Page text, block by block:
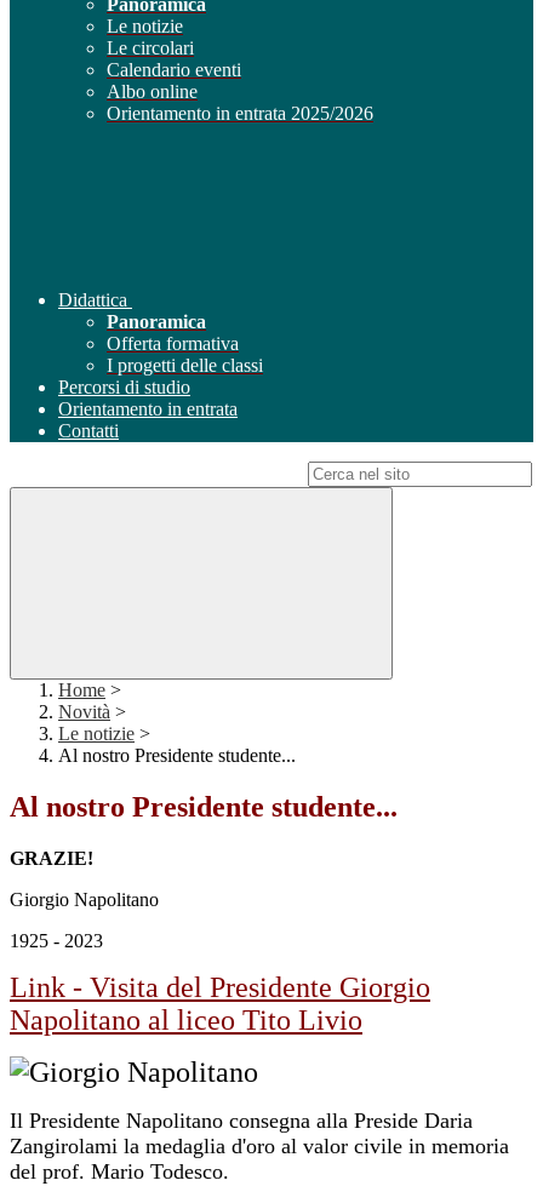
Panoramica
Le notizie
Le circolari
Calendario eventi
Albo online
Orientamento in entrata 2025/2026
Didattica
Panoramica
Offerta formativa
I progetti delle classi
Percorsi di studio
Orientamento in entrata
Contatti
Home >
Novità >
Le notizie >
Al nostro Presidente studente...
Al nostro Presidente studente...
GRAZIE!
Giorgio Napolitano
1925 - 2023
Link - Visita del Presidente Giorgio
Napolitano al liceo Tito Livio
Il Presidente Napolitano consegna alla Preside Daria
Zangirolami la medaglia d'oro al valor civile in memoria
del prof. Mario Todesco.